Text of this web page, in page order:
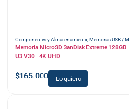
Componentes y Almacenamiento, Memorias USB /
Memoria MicroSD SanDisk Extreme
U3 V30 | 4K UHD
$165.000 Lo quiero